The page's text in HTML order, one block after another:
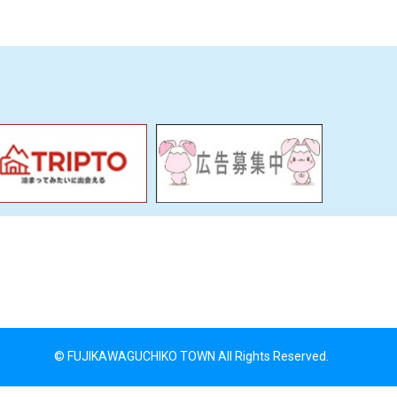
© FUJIKAWAGUCHIKO TOWN All Rights Reserved.